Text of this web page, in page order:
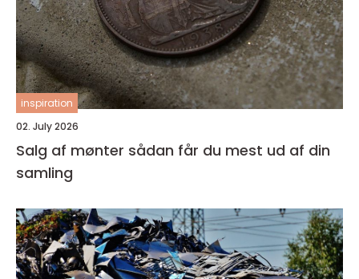
inspiration
02. July 2026
Salg af mønter sådan får du mest ud af din
samling